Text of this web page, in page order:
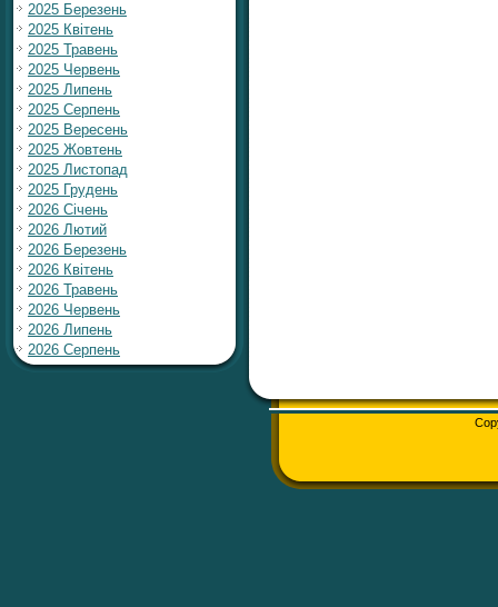
2025 Березень
2025 Квітень
2025 Травень
2025 Червень
2025 Липень
2025 Серпень
2025 Вересень
2025 Жовтень
2025 Листопад
2025 Грудень
2026 Січень
2026 Лютий
2026 Березень
2026 Квітень
2026 Травень
2026 Червень
2026 Липень
2026 Серпень